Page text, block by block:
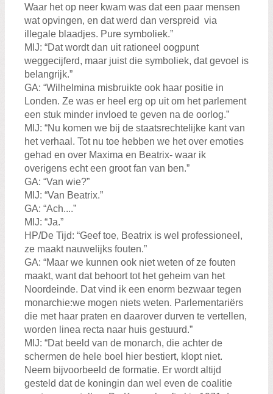
Waar het op neer kwam was dat een paar mensen
wat opvingen, en dat werd dan verspreid via
illegale blaadjes. Pure symboliek.”
MIJ: “Dat wordt dan uit rationeel oogpunt
weggecijferd, maar juist die symboliek, dat gevoel is
belangrijk.”
GA: “Wilhelmina misbruikte ook haar positie in
Londen. Ze was er heel erg op uit om het parlement
een stuk minder invloed te geven na de oorlog.”
MIJ: “Nu komen we bij de staatsrechtelijke kant van
het verhaal. Tot nu toe hebben we het over emoties
gehad en over Maxima en Beatrix- waar ik
overigens echt een groot fan van ben.”
GA: “Van wie?”
MIJ: “Van Beatrix.”
GA: “Ach....”
MIJ: “Ja.”
HP/De Tijd: “Geef toe, Beatrix is wel professioneel,
ze maakt nauwelijks fouten.”
GA: “Maar we kunnen ook niet weten of ze fouten
maakt, want dat behoort tot het geheim van het
Noordeinde. Dat vind ik een enorm bezwaar tegen
monarchie:we mogen niets weten. Parlementariërs
die met haar praten en daarover durven te vertellen,
worden linea recta naar huis gestuurd.”
MIJ: “Dat beeld van de monarch, die achter de
schermen de hele boel hier bestiert, klopt niet.
Neem bijvoorbeeld de formatie. Er wordt altijd
gesteld dat de koningin dan wel even de coalitie